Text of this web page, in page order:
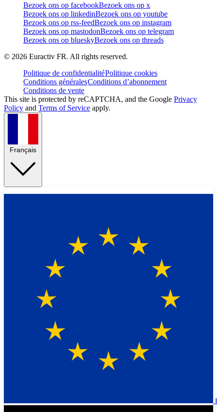
Bezoek ons op facebookBezoek ons op x
Bezoek ons op linkedinBezoek ons op youtube
Bezoek ons op rss-feedBezoek ons op instagram
Bezoek ons op mastodonBezoek ons op telegram
Bezoek ons op blueskyBezoek ons op threads
© 2026 Euractiv FR. All rights reserved.
Politique de confidentialitéPolitique cookies
Conditions généralesConditions d’abonnement
Conditions de vente
This site is protected by reCAPTCHA, and the Google Privacy
Policy and Terms of Service apply.
Français